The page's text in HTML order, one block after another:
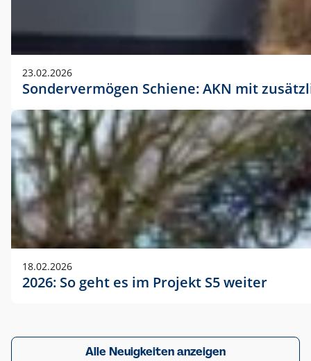
23.02.2026
Sondervermögen Schiene: AKN mit
18.02.2026
2026: So geht es im Projekt S5 weiter
Alle Neuigkeiten anzeigen